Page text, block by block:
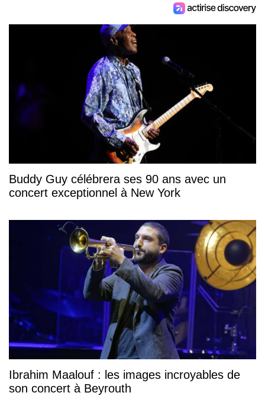
Buddy Guy célébrera ses 90 ans avec un
concert exceptionnel à New York
Ibrahim Maalouf : les images incroyables de
son concert à Beyrouth